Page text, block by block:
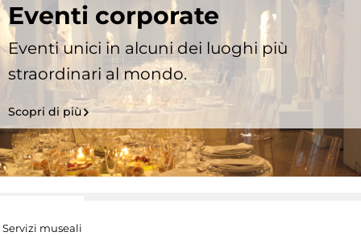
Eventi corporate
Eventi unici in alcuni dei luoghi più
straordinari al mondo.
Scopri di più
Servizi museali